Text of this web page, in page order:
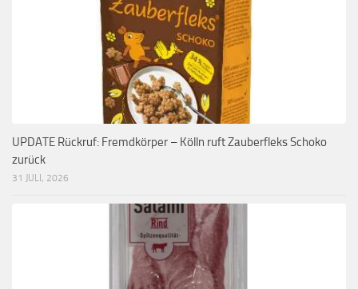
UPDATE Rückruf: Fremdkörper – Kölln ruft Zauberfleks Schoko
zurück
31 JULI, 2026